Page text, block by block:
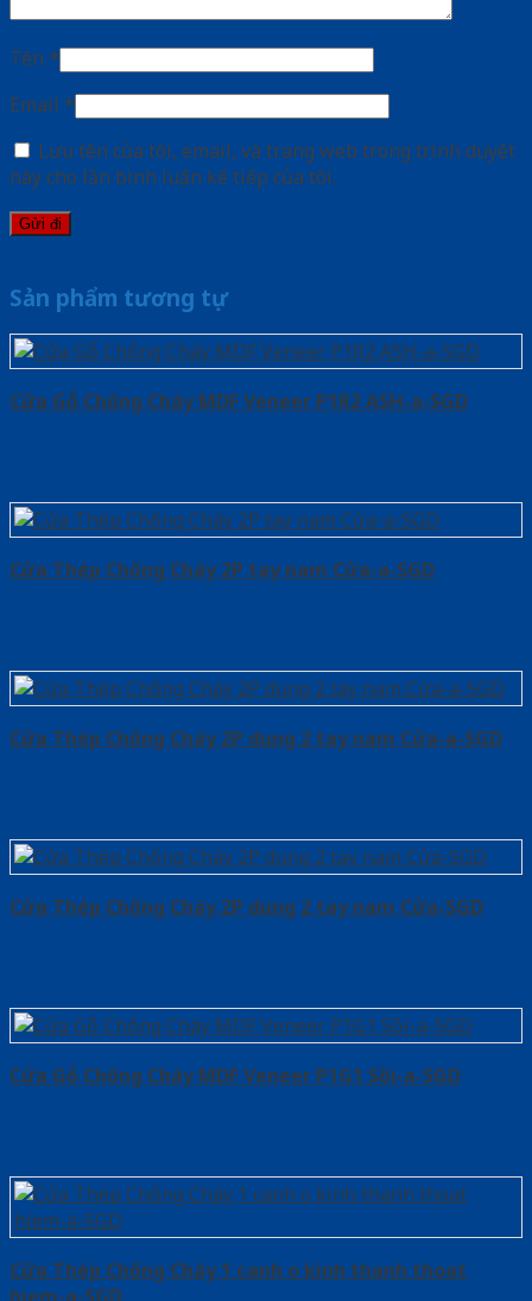
Tên *
Email *
Lưu tên của tôi, email, và trang web trong trình duyệt
này cho lần bình luận kế tiếp của tôi.
Sản phẩm tương tự
Cửa Gỗ Chống Cháy MDF Veneer P1R2 ASH-a-SGD
Cửa Thép Chống Cháy 2P tay nam Cửa-a-SGD
Cửa Thép Chống Cháy 2P dung 2 tay nam Cửa-a-SGD
Cửa Thép Chống Cháy 2P dung 2 tay nam Cửa-SGD
Cửa Gỗ Chống Cháy MDF Veneer P1G1 Sồi-a-SGD
Cửa Thép Chống Cháy 1 canh o kinh thanh thoat